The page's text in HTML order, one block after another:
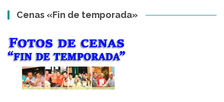
Cenas «Fin de temporada»